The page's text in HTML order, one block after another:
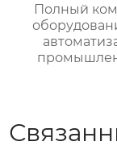
Полный